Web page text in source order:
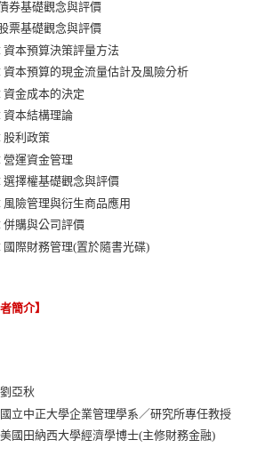
券基礎觀念與評價
票基礎觀念與評價
資本預算決策評量方法
資本預算的現金流量估計及風險分析
資金成本的決定
資本結構理論
股利政策
營運資金管理
選擇權基礎觀念與評價
風險管理與衍生商品應用
併購與公司評價
國際財務管理(置於隨書光碟)
簡介】
亞秋
立中正大學企業管理學系／研究所專任教授
國田納西大學經濟學博士(主修財務金融)